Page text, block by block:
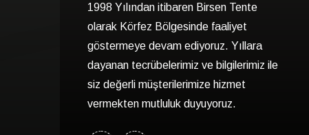
1998 Yılından itibaren Birsen Tente
olarak Körfez Bölgesinde faaliyet
göstermeye devam ediyoruz. Yıllara
dayanan tecrübelerimiz ve bilgilerimiz ile
siz değerli müşterilerimize hizmet
vermekten mutluluk duyuyoruz.